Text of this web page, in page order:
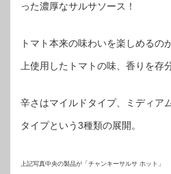
った濃厚なサルサソース！
トマト本来の味わいを楽しめるの
上使用したトマトの味、香りを存
辛さはマイルドタイプ、ミディア
タイプという3種類の展開。
上記写真中央の製品が「チャンキーサルサ ホット」